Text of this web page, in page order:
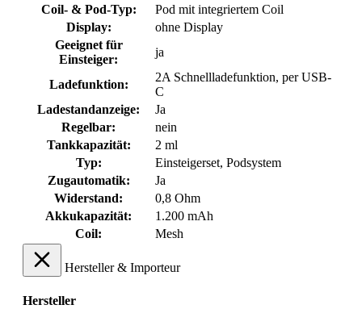
Coil- & Pod-Typ:
Pod mit integriertem Coil
Display:
ohne Display
Geeignet für
Einsteiger:
ja
Ladefunktion:
2A Schnellladefunktion, per USB-
C
Ladestandanzeige:
Ja
Regelbar:
nein
Tankkapazität:
2 ml
Typ:
Einsteigerset, Podsystem
Zugautomatik:
Ja
Widerstand:
0,8 Ohm
Akkukapazität:
1.200 mAh
Coil:
Mesh
Hersteller & Importeur
Hersteller